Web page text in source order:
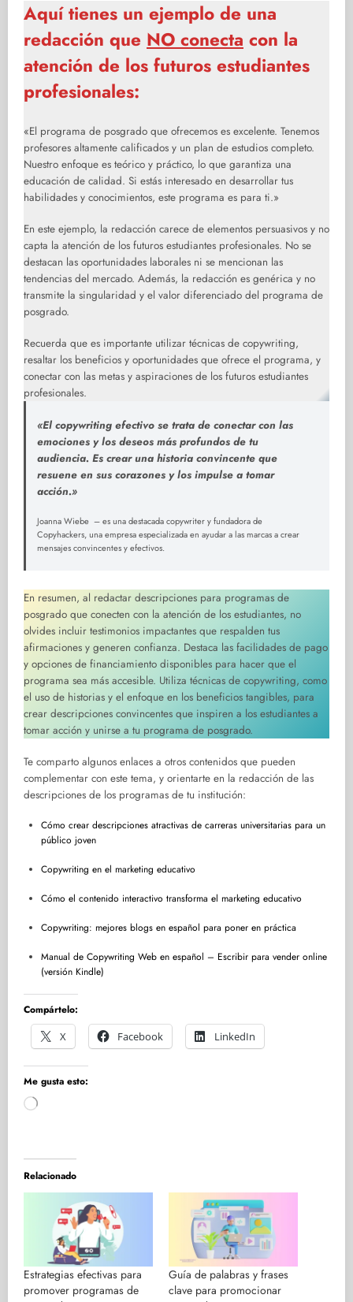
Aquí tienes un ejemplo de una
redacción que NO conecta con la
atención de los futuros estudiantes
profesionales:
«El programa de posgrado que ofrecemos es excelente. Tenemos
profesores altamente calificados y un plan de estudios completo.
Nuestro enfoque es teórico y práctico, lo que garantiza una
educación de calidad. Si estás interesado en desarrollar tus
habilidades y conocimientos, este programa es para ti.»
En este ejemplo, la redacción carece de elementos persuasivos y no
capta la atención de los futuros estudiantes profesionales. No se
destacan las oportunidades laborales ni se mencionan las
tendencias del mercado. Además, la redacción es genérica y no
transmite la singularidad y el valor diferenciado del programa de
posgrado.
Recuerda que es importante utilizar técnicas de copywriting,
resaltar los beneficios y oportunidades que ofrece el programa, y
conectar con las metas y aspiraciones de los futuros estudiantes
profesionales.
«El copywriting efectivo se trata de conectar con las
emociones y los deseos más profundos de tu
audiencia. Es crear una historia convincente que
resuene en sus corazones y los impulse a tomar
acción.»
Joanna Wiebe – es una destacada copywriter y fundadora de
Copyhackers, una empresa especializada en ayudar a las marcas a crear
mensajes convincentes y efectivos.
En resumen, al redactar descripciones para programas de
posgrado que conecten con la atención de los estudiantes, no
olvides incluir testimonios impactantes que respalden tus
afirmaciones y generen confianza. Destaca las facilidades de pago
y opciones de financiamiento disponibles para hacer que el
programa sea más accesible. Utiliza técnicas de copywriting, como
el uso de historias y el enfoque en los beneficios tangibles, para
crear descripciones convincentes que inspiren a los estudiantes a
tomar acción y unirse a tu programa de posgrado.
Te comparto algunos enlaces a otros contenidos que pueden
complementar con este tema, y orientarte en la redacción de las
descripciones de los programas de tu institución:
Cómo crear descripciones atractivas de carreras universitarias para un
público joven
Copywriting en el marketing educativo
Cómo el contenido interactivo transforma el marketing educativo
Copywriting: mejores blogs en español para poner en práctica
Manual de Copywriting Web en español – Escribir para vender online
(versión Kindle)
Compártelo:
X
Facebook LinkedIn
Me gusta esto:
Cargando...
Relacionado
Estrategias efectivas para
promover programas de
Guía de palabras y frases
clave para promocionar